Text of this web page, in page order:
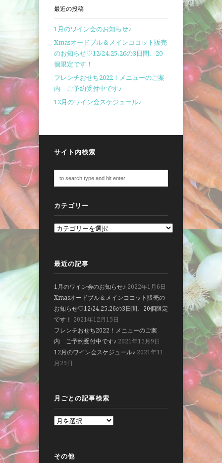
最近の投稿
1月のワイン会のお知らせ♪
Xmasオードブル＆メインココット販売
のお知らせ♡12/24.25.26の3日間、20
個限定です！
フレンチおせち2022！メニューのご案
内 ご予約受付中です♪
12月のワイン会スケジュール♪
サイト内検索
カテゴリー
最近の記事
1月のワイン会のお知らせ♪ 2022年1月6日
Xmasオードブル＆メインココット販売の
お知らせ♡12/24.25.26の3日間、20個限定
です！
2021年12月15日
フレンチおせち2022！メニューのご案
内 ご予約受付中です♪ 2021年12月9日
12月のワイン会スケジュール♪ 2021年11
月29日
月ごとの記事検索
その他